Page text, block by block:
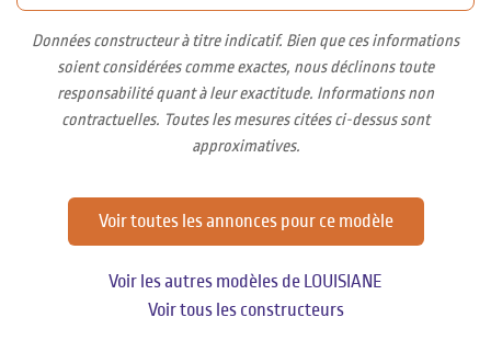
Données constructeur à titre indicatif. Bien que ces informations
soient considérées comme exactes, nous déclinons toute
responsabilité quant à leur exactitude. Informations non
contractuelles. Toutes les mesures citées ci-dessus sont
approximatives.
Voir toutes les annonces pour ce modèle
Voir les autres modèles de LOUISIANE
Voir tous les constructeurs